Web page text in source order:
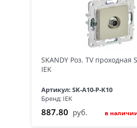
SKANDY Роз. TV проходная
IEK
Артикул: SK-A10-P-K10
Бренд: IEK
887.80 руб. в